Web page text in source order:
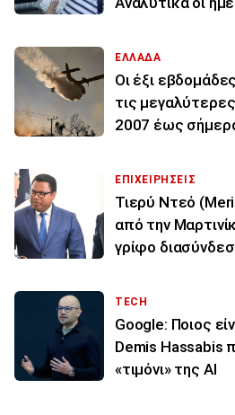
ΕΛΛΑΔΑ
Οι έξι
τις
2007 έως
ΕΠΙΧΕΙΡΗΣΕΙΣ
Τιερύ Ντεό
από την
γρίφο
TECH
Google: Ποιος
Demis Hassabis
«τιμόνι» της ΑΙ